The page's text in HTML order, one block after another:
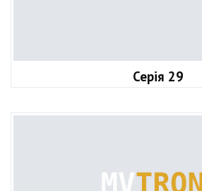
Серія 29